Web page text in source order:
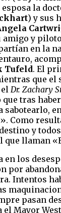
la
) y sus
amigo y
en la
Tufeld. El
que el
Dr. Zachary
tras
sabotearlo,
Como
y
que llaman
en los
por
Intentos
pasan
el Mayor